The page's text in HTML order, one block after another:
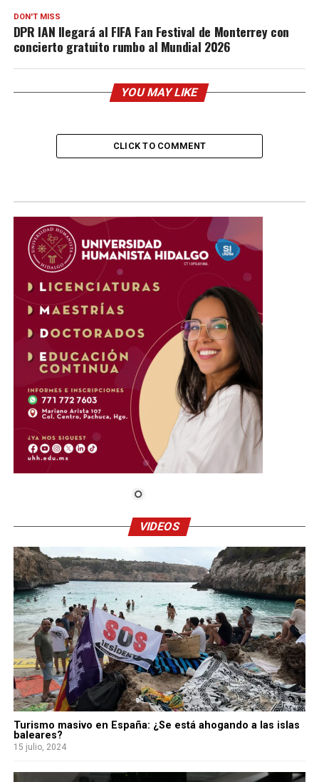
DON'T MISS
DPR IAN llegará al FIFA Fan Festival de Monterrey con
concierto gratuito rumbo al Mundial 2026
YOU MAY LIKE
CLICK TO COMMENT
VIDEOS
Turismo masivo en España: ¿Se está ahogando a las islas
baleares?
15 julio, 2024